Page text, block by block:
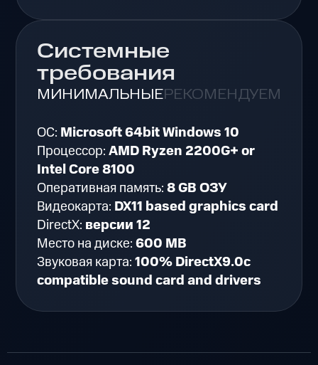
Системные
требования
МИНИМАЛЬНЫЕРЕКОМЕНДУЕМЫЕ
ОС: Microsoft 64bit Windows 10
Процессор:AMD Ryzen 2200G+ or
Intel Core 8100
Оперативная память:8 GB ОЗУ
Видеокарта: DX11 based graphics card
DirectX: версии 12
Место на диске:600 MB
Звуковая карта:100% DirectX9.0c
compatible sound card and drivers